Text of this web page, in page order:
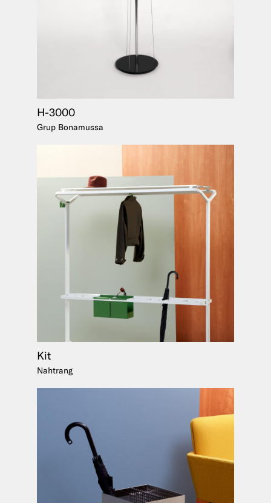
H-3000
Grup Bonamussa
Kit
Nahtrang